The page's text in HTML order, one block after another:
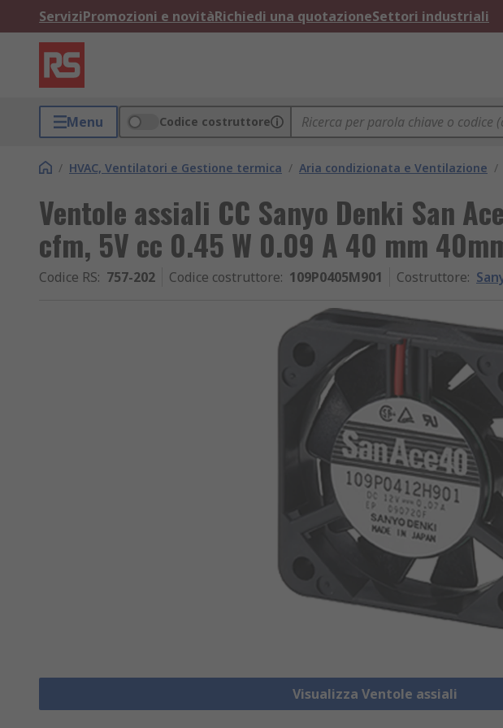
ServiziPromozioni e novitàRichiedi una quotazioneSettori industriali
Menu Codice costruttore
/ HVAC, Ventilatori e Gestione termica / Aria condizionata e Ventilazione /
Ventole assiali CC Sanyo Denki San
cfm, 5V cc 0.45 W 0.09 A 40 mm
Codice RS: 757-202 Codice costruttore: 109P0405M901 Costruttore:
Visualizza Ventole assiali